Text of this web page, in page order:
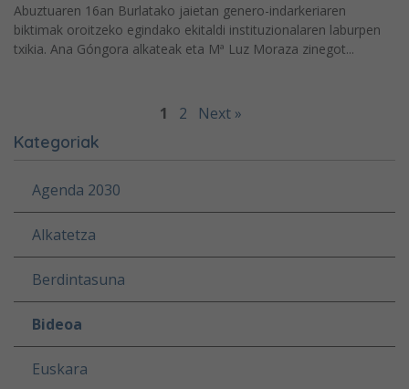
Abuztuaren 16an Burlatako jaietan genero-indarkeriaren
biktimak oroitzeko egindako ekitaldi instituzionalaren laburpen
txikia. Ana Góngora alkateak eta Mª Luz Moraza zinegot...
1 2
Next »
Kategoriak
Agenda 2030
Alkatetza
Berdintasuna
Bideoa
Euskara